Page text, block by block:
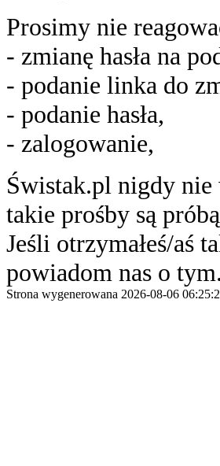
Prosimy nie
- zmianę hasła na
- podanie linka do
- podanie hasła,
- zalogowanie,
Świstak.pl nigdy nie
takie prośby są
Jeśli otrzymałeś/aś
powiadom nas o tym.
Strona wygenerowana 2026-08-06